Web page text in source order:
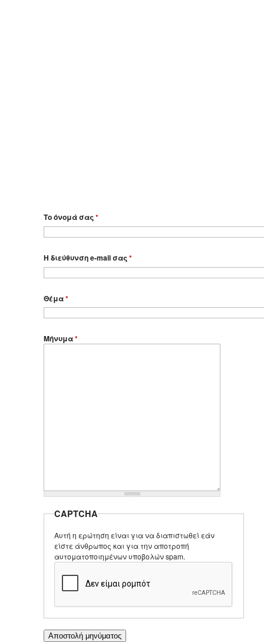
Το όνομά σας*
Η διεύθυνση e-mail σας*
Θέμα*
Μήνυμα*
CAPTCHA
Αυτή η ερώτηση είναι για να διαπιστωθεί εάν
είστε άνθρωπος και για την αποτροπή
αυτοματοποιημένων υποβολών spam.